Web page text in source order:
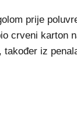
prije
crveni karton
također iz